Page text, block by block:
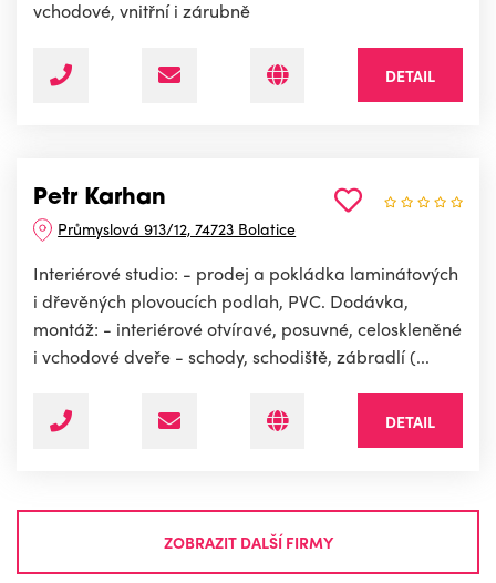
vchodové, vnitřní i zárubně
DETAIL
Petr Karhan
Průmyslová 913/12, 74723 Bolatice
Interiérové studio: - prodej a pokládka laminátových
i dřevěných plovoucích podlah, PVC. Dodávka,
montáž: - interiérové otvíravé, posuvné, celoskleněné
i vchodové dveře - schody, schodiště, zábradlí (...
DETAIL
ZOBRAZIT DALŠÍ FIRMY